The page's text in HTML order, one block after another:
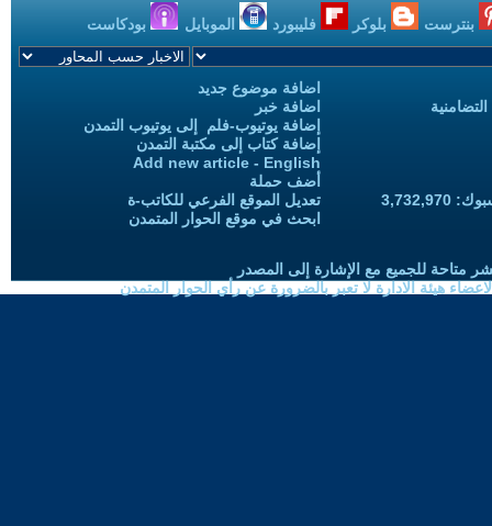
بنترست بلوكر فليبورد الموبايل بودكاست
اضافة موضوع جديد
اضافة خبر
إضافة يوتيوب-فلم إلى يوتيوب التمدن
إضافة كتاب إلى مكتبة التمدن
Add new article - English
أضف حملة
تعديل الموقع الفرعي للكاتب-ة
ابحث في موقع الحوار المتمدن
متاحة للجميع مع الإشارة إلى المصدر
هيئة الادارة لا تعبر بالضرورة عن رأي الحوار المتمدن